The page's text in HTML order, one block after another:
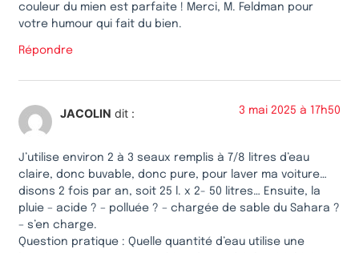
couleur du mien est parfaite ! Merci, M. Feldman pour
votre humour qui fait du bien.
Répondre
JACOLIN dit : 3 mai 2025 à 17h50
J’utilise environ 2 à 3 seaux remplis à 7/8 litres d’eau
claire, donc buvable, donc pure, pour laver ma voiture…
disons 2 fois par an, soit 25 l. x 2- 50 litres… Ensuite, la
pluie – acide ? – polluée ? – chargée de sable du Sahara ?
– s’en charge.
Question pratique : Quelle quantité d’eau utilise une